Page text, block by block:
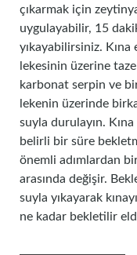
çıkarmak için
uygulayabilir, 15
yıkayabilirsiniz. Kına
lekesinin üzerine
karbonat serpin ve
lekenin üzerinde
suyla durulayın.
belirli bir süre
önemli adımlardan
arasında değişir.
suyla yıkayarak
ne kadar bekletilir